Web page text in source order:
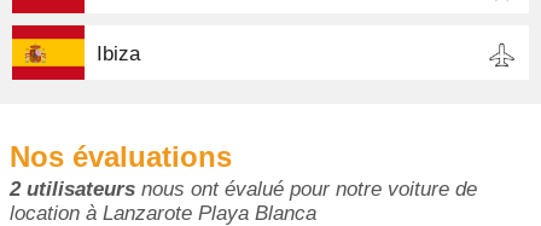
Ibiza
Nos évaluations
2 utilisateurs nous ont évalué pour notre voiture de
location à Lanzarote Playa Blanca